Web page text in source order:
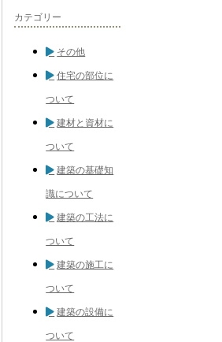
カテゴリー
その他
住宅の部位に
ついて
建材と資材に
ついて
建築の基礎知
識について
建築の工法に
ついて
建築の施工に
ついて
建築の設備に
ついて